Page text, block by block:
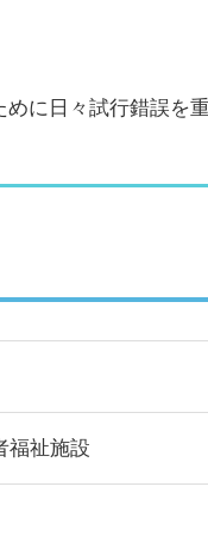
に日々試行錯誤を
祉施設